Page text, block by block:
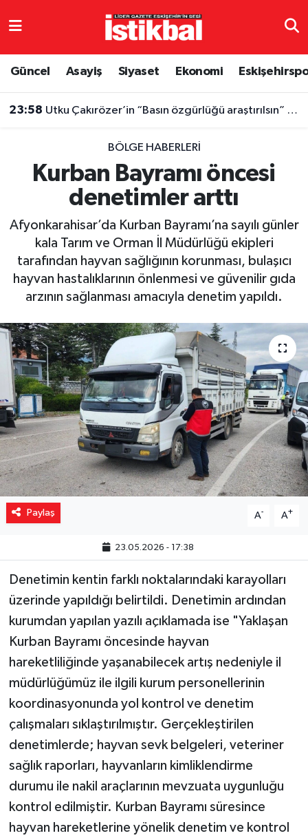
Güncel Asayiş Siyaset Ekonomi
23:58 Utku Çakırözer’in “Basın özgürlüğü araştırılsın” önergesi AK Parti ve MHP oylarıyla reddedildi
BÖLGE HABERLERI
Kurban Bayramı öncesi
denetimler arttı
Afyonkarahisar’da Kurban Bayramı’na sayılı günler
kala Tarım ve Orman İl Müdürlüğü ekipleri
tarafından hayvan sağlığının korunması, bulaşıcı
hayvan hastalıklarının önlenmesi ve güvenilir gıda
arzının sağlanması amacıyla denetim yapıldı.
Paylaş A- A+
23.05.2026 - 17:38
Denetimin kentin farklı noktalarındaki karayolları
üzerinde yapıldığı belirtildi. Denetimin ardından
kurumdan yapılan yazılı açıklamada ise "Yaklaşan
Kurban Bayramı öncesinde hayvan
hareketliliğinde yaşanabilecek artış nedeniyle il
müdürlüğümüz ile ilgili kurum personellerinin
koordinasyonunda yol kontrol ve denetim
çalışmaları sıklaştırılmıştır. Gerçekleştirilen
denetimlerde; hayvan sevk belgeleri, veteriner
sağlık raporları, hayvanların kimliklendirme
durumu ile nakil araçlarının mevzuata uygunluğu
kontrol edilmiştir. Kurban Bayramı süresince
hayvan hareketlerine yönelik denetim ve kontrol
Eskişehirspor
Eğitim
Ekonomi
Sağlık
Yaşam
Resmi ilanlar
Eskişehir Nöbetçi Eczaneler
TFF 3.Lig 4.Grup Puan Durumu ve Fikstür
Tüm Manşetler
Son Dakika Haberleri
Haber Arşivi